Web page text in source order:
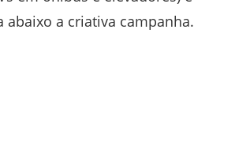
abaixo a criativa campanha.